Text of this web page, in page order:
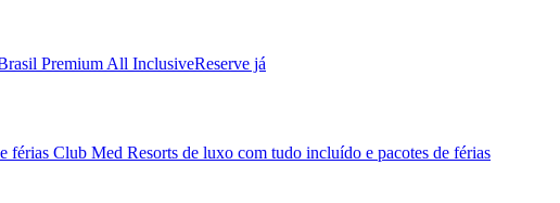
Premium All InclusiveReserve já
férias Club Med Resorts de luxo com tudo incluído e pacotes de férias